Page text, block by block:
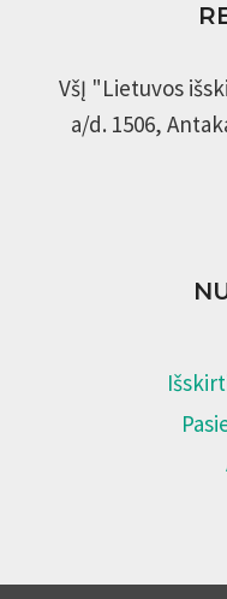
VšĮ "Lietuvos
a/d. 1506,